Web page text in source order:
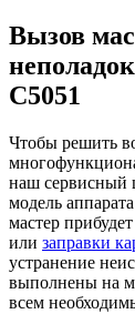
Вызов
C5051
Чтобы решить
наш
модель
мастер
или заправки
устранение
выполнены на
всем